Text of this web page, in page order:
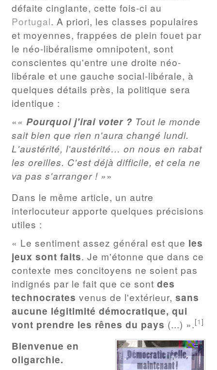
défaite cinglante, cette fois-ci au
Portugal. A priori, les classes populaires
et moyennes, frappées de plein fouet par
le néo-libéralisme omnipotent, sont
conscientes qu'entre une droite néo-
libérale et une gauche social-libérale, à
quelques détails près, la politique sera
identique :
« Pourquoi j'irai voter ? Tout le monde
sait bien que rien n'aura changé lundi.
L'austérité, l'austérité… on nous en rabat
les oreilles. C'est déjà difficile, et cela ne
va pas s'arranger ! »
Dans le même article, un autre
interlocuteur apporte quelques précisions
utiles :
« Le sentiment assez général est que les
jeux sont faits. Je m'étonne que dans ce
contexte mes concitoyens ne soient pas
indignés par le fait que ce sont des
technocrates venus de l'extérieur, sans
aucune légitimité démocratique, qui
vont prendre les rênes du pays (...) ».[1]
Bienvenue en
oligarchie.